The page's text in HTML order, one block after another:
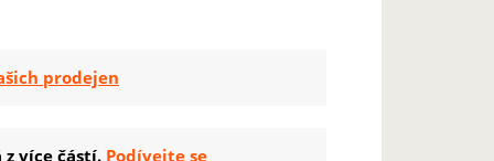
prodejen
více částí. Podívejte se